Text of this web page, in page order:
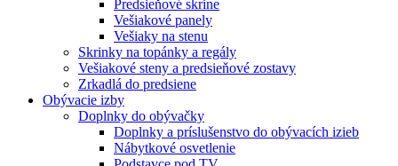
Predsieňové skrine
Vešiakové panely
Vešiaky na stenu
Skrinky na topánky a regály
Vešiakové steny a predsieňové zostavy
Zrkadlá do predsiene
Obývacie izby
Doplnky do obývačky
Doplnky a príslušenstvo do obývacích izieb
Nábytkové osvetlenie